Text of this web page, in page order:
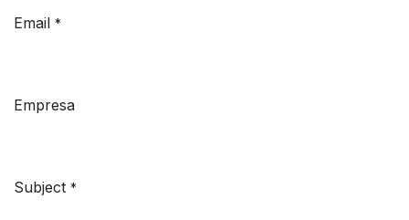
Email *
Empresa
Subject *